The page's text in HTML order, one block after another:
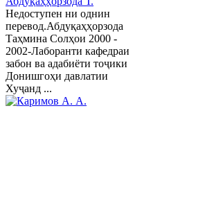
Недоступен ни однин
перевод.Абдуқаҳҳорзода
Таҳмина Солҳои 2000 -
2002-Лаборанти кафедраи
забон ва адабиёти тоҷики
Донишгоҳи давлатии
Хуҷанд ...